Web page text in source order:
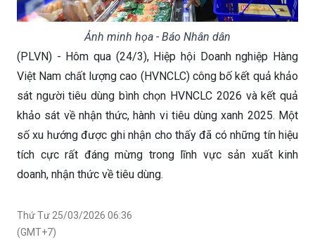
Ảnh minh họa - Báo Nhân dân
(PLVN) - Hôm qua (24/3), Hiệp hội Doanh nghiệp Hàng
Việt Nam chất lượng cao (HVNCLC) công bố kết quả khảo
sát người tiêu dùng bình chọn HVNCLC 2026 và kết quả
khảo sát về nhận thức, hành vi tiêu dùng xanh 2025. Một
số xu hướng được ghi nhận cho thấy đã có những tín hiệu
tích cực rất đáng mừng trong lĩnh vực sản xuất kinh
doanh, nhận thức về tiêu dùng.
Thứ Tư 25/03/2026 06:36
(GMT+7)